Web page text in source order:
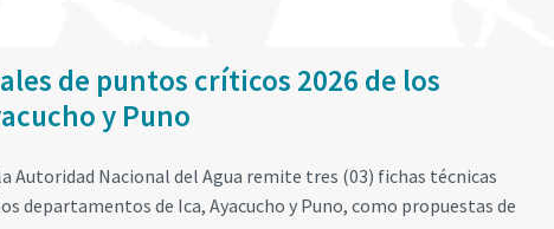
de puntos críticos 2026 de los
y Puno
Autoridad Nacional del Agua remite tres (03) fichas técnicas
departamentos de Ica, Ayacucho y Puno, como propuestas de